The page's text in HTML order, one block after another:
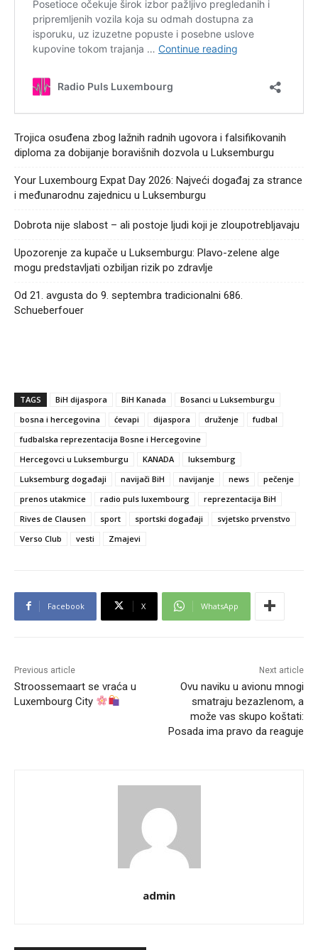
Trojica osuđena zbog lažnih radnih ugovora i falsifikovanih
diploma za dobijanje boravišnih dozvola u Luksemburgu
Your Luxembourg Expat Day 2026: Najveći događaj za strance
i međunarodnu zajednicu u Luksemburgu
Dobrota nije slabost – ali postoje ljudi koji je zloupotrebljavaju
Upozorenje za kupače u Luksemburgu: Plavo-zelene alge
mogu predstavljati ozbiljan rizik po zdravlje
Od 21. avgusta do 9. septembra tradicionalni 686.
Schueberfouer
TAGS BiH dijaspora BiH Kanada
Bosanci u Luksemburgu
bosna i hercegovina
ćevapi dijaspora druženje
fudbal
fudbalska reprezentacija Bosne i Hercegovine
Hercegovci u Luksemburgu
KANADA
luksemburg
Luksemburg događaji
navijači BiH navijanje news
pečenje
prenos utakmice
radio puls luxembourg
reprezentacija BiH
Rives de Clausen
sport sportski događaji
svjetsko prvenstvo
Verso Club
vesti Zmajevi
Facebook X WhatsApp
Previous article
Stroossemaart se vraća u
Luxembourg City
Next article
Ovu naviku u avionu mnogi
smatraju bezazlenom, a
može vas skupo koštati:
Posada ima pravo da reaguje
admin